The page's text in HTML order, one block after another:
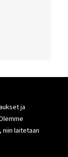
ja
laitetaan